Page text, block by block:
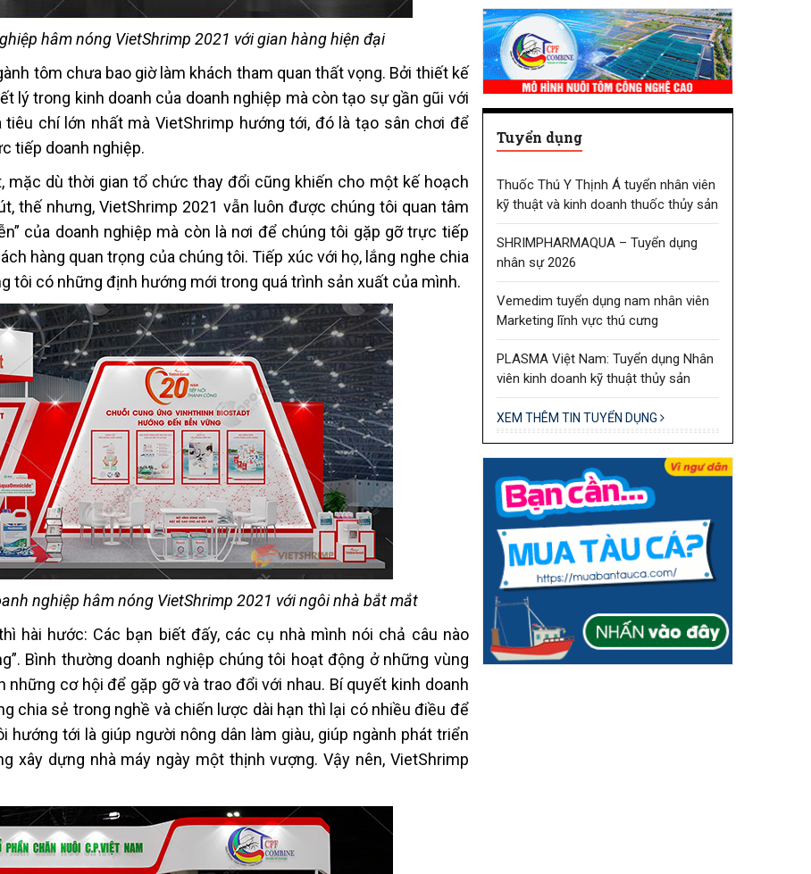
hâm nóng VietShrimp 2021 với gian hàng hiện đại
tôm chưa bao giờ làm khách tham quan thất vọng. Bởi thiết kế
lý trong kinh doanh của doanh nghiệp mà còn tạo sự gần gũi với
chí lớn nhất mà VietShrimp hướng tới, đó là tạo sân chơi để
tiếp doanh nghiệp.
mặc dù thời gian tổ chức thay đổi cũng khiến cho một kế hoạch
thế nhưng, VietShrimp 2021 vẫn luôn được chúng tôi quan tâm
của doanh nghiệp mà còn là nơi để chúng tôi gặp gỡ trực tiếp
hàng quan trọng của chúng tôi. Tiếp xúc với họ, lắng nghe chia
tôi có những định hướng mới trong quá trình sản xuất của mình.
nghiệp hâm nóng VietShrimp 2021 với ngôi nhà bắt mắt
hài hước: Các bạn biết đấy, các cụ nhà mình nói chả câu nào
Bình thường doanh nghiệp chúng tôi hoạt động ở những vùng
cơ hội để gặp gỡ và trao đổi với nhau. Bí quyết kinh doanh
chia sẻ trong nghề và chiến lược dài hạn thì lại có nhiều điều để
tới là giúp người nông dân làm giàu, giúp ngành phát triển
xây dựng nhà máy ngày một thịnh vượng. Vậy nên, VietShrimp
Tuyển dụng
Thuốc Thú Y Thịnh Á tuyển nhân viên
kỹ thuật và kinh doanh thuốc thủy sản
SHRIMPHARMAQUA – Tuyển dụng
nhân sự 2026
Vemedim tuyển dụng nam nhân viên
Marketing lĩnh vực thú cưng
PLASMA Việt Nam: Tuyển dụng Nhân
viên kinh doanh kỹ thuật thủy sản
XEM THÊM TIN TUYỂN DỤNG